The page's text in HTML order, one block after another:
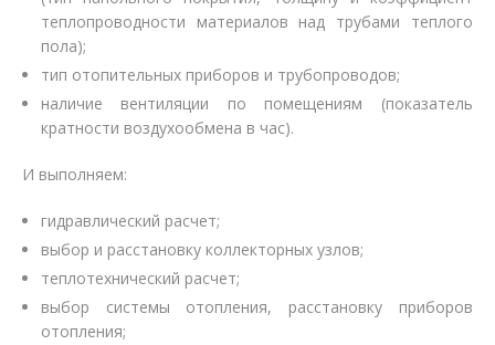
теплопроводности материалов над трубами теплого
пола);
тип отопительных приборов и трубопроводов;
наличие вентиляции по помещениям (показатель
кратности воздухообмена в час).
И выполняем:
гидравлический расчет;
выбор и расстановку коллекторных узлов;
теплотехнический расчет;
выбор системы отопления, расстановку приборов
отопления;